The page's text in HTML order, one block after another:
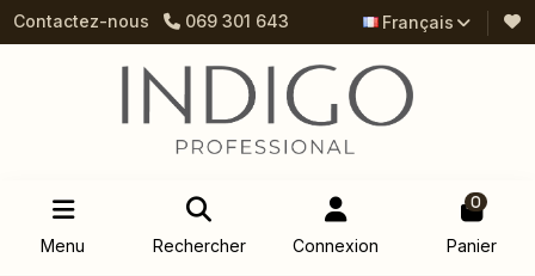
Contactez-nous 069 301 643 Français
Menu Rechercher Connexion
0
Panier